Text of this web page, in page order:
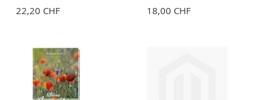
22,20 CHF
18,00 CHF